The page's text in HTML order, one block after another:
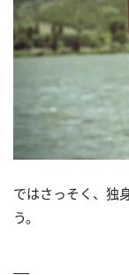
ではさっそく、独
う。